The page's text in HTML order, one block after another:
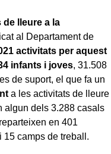
de lleure a la
al Departament de
activitats per aquest
infants i joves, 31.508
de suport, el que fa un
a les activitats de lleure
algun dels 3.288 casals
en 401
15 camps de treball.